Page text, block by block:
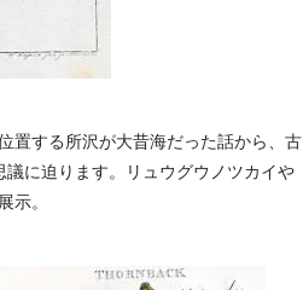
置する所沢が大昔海だった話から、古
に迫ります。リュウグウノツカイや
示。